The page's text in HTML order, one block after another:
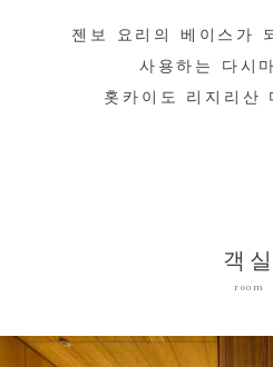
젠보 요리의 베이스가
사용하는 다시
홋카이도 리지리산
객실
room